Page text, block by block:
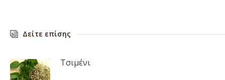
Δείτε επίσης
Τσιμένι